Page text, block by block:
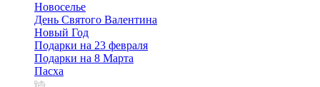
Новоселье
День Святого Валентина
Новый Год
Подарки на 23 февраля
Подарки на 8 Марта
Пасха